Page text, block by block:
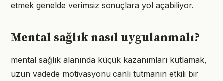
etmek genelde verimsiz sonuçlara yol açabiliyor.
Mental sağlık nasıl uygulanmalı?
mental sağlık alanında küçük kazanımları kutlamak,
uzun vadede motivasyonu canlı tutmanın etkili bir